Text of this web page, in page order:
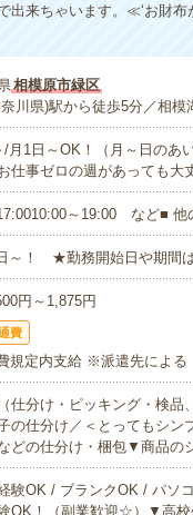
出来ちゃいます。≪‘お財
相模原市緑区
川県)駅から徒歩5分／相
/月1日～OK！（月～日のあ
仕事ゼロの週があっても大
～19:00 など■ 他
～！ ★勤務開始日や期間
円～1,875円
費
規定内支給 ※派遣先による
仕分け・ピッキング・検品
の仕分け／＜とってもシ
どの仕分け・梱包▼商品の
験OK / ブランクOK / パソ
OK！（副業歓迎☆）▼高校